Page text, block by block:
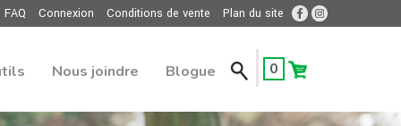
FAQ Connexion Conditions de vente Plan du site
Nous joindre Blogue 0